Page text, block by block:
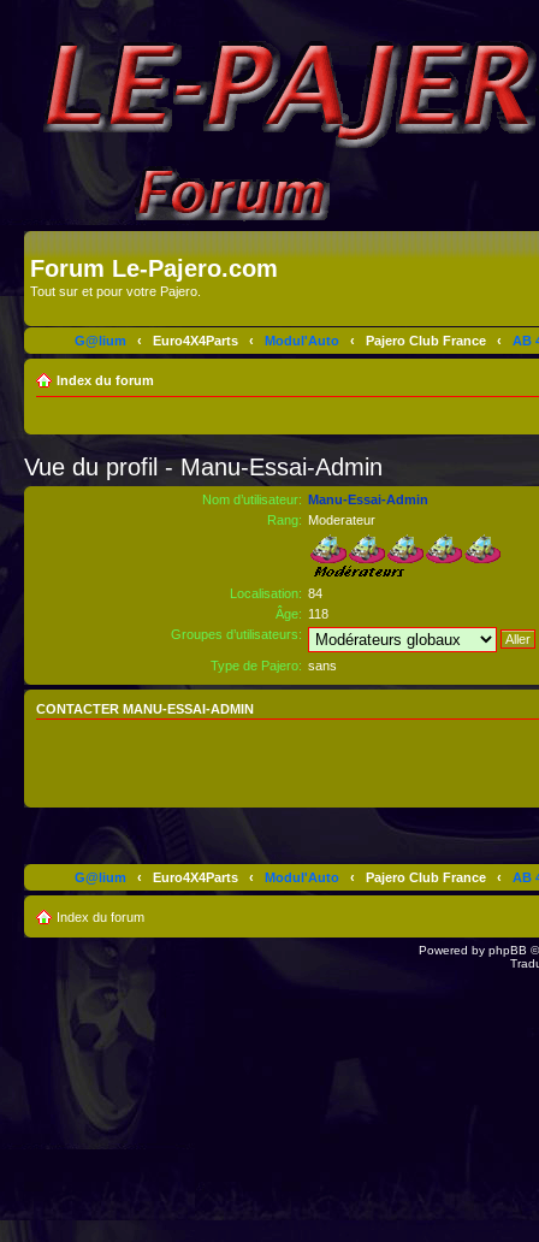
Forum Le-Pajero.com
Tout sur et pour votre Pajero.
G@lium ‹ Euro4X4Parts ‹ Modul'Auto ‹ Pajero Club France ‹ AB
Index du forum
Vue du profil - Manu-Essai-Admin
Nom d’utilisateur: Manu-Essai-Admin
Rang: Moderateur
Localisation: 84
Âge: 118
Groupes d’utilisateurs:
Type de Pajero: sans
CONTACTER MANU-ESSAI-ADMIN
G@lium ‹ Euro4X4Parts ‹ Modul'Auto ‹ Pajero Club France ‹ AB
Index du forum
Powered by phpBB